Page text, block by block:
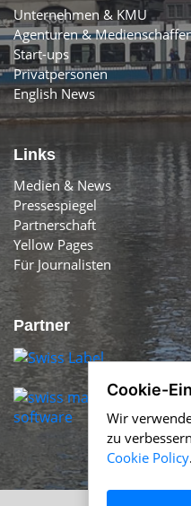
Unternehmen & KMU
Agenturen &
Start-ups
Privatpersonen
English News
Links
Medien & News
Pressespiegel
Partnerschaft
Yellow Pages
Für Journalisten
Partner
Cookie-
Wir
zu
Cookie Policy.